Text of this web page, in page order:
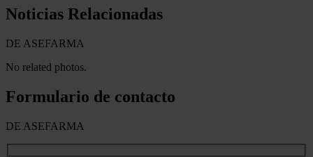
Noticias Relacionadas
DE ASEFARMA
No related photos.
Formulario de contacto
DE ASEFARMA